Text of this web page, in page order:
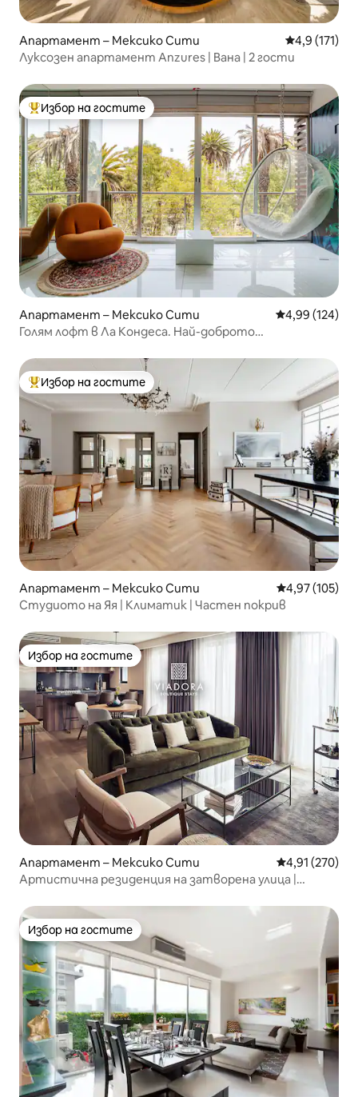
Апартамент – Мексико Сити Средна
4,9 (171)
Луксозен апартамент Anzures | Вана | 2 гости
Най-популярен избор на гостите
Избор на гостите
Апартамент – Мексико Сити Средна
4,99 (124)
Голям лофт в Ла Кондеса. Най-доброто
Най-популярен избор на гостите
Избор на гостите
Апартамент – Мексико Сити Средна
4,97 (105)
Студиото на Яя | Климатик | Частен покрив
Избор на гостите
Избор на гостите
Апартамент – Мексико Сити Средна
4,91 (270)
Артистична резиденция на затворена улица |
Избор на гостите
Избор на гостите